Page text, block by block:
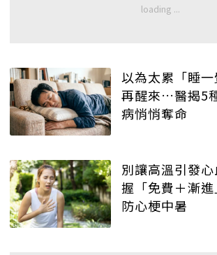
以為太累「睡
再醒來…醫揭5
病悄悄奪命
別讓高溫引發
握「免費＋漸
防心梗中暑